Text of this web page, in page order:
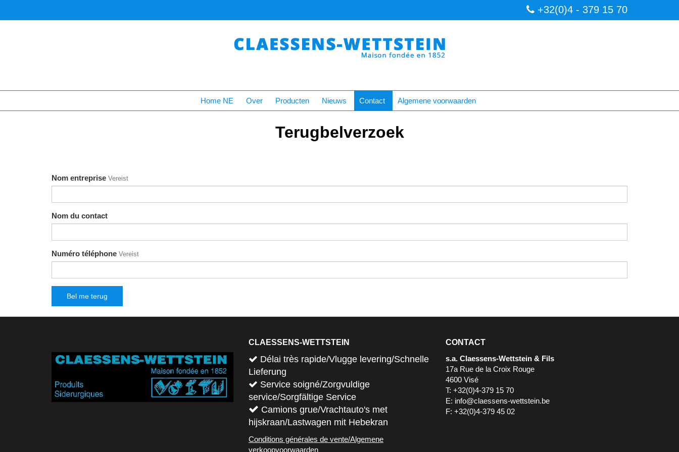
+32(0)4 - 379 15 70
Home NE Over Producten Nieuws Contact Algemene voorwaarden
Terugbelverzoek
Nom entreprise Vereist
Nom du contact
Numéro téléphone Vereist
Bel me terug
CLAESSENS-WETTSTEIN
Délai très rapide/Vlugge levering/Schnelle
Lieferung
Service soigné/Zorgvuldige
service/Sorgfältige Service
Camions grue/Vrachtauto's met
hijskraan/Lastwagen mit Hebekran
Conditions générales de vente/Algemene
verkoopvoorwaarden
CONTACT
s.a. Claessens-Wettstein & Fils
17a Rue de la Croix Rouge
4600 Visé
T: +32(0)4-379 15 70
E: info@claessens-wettstein.be
F: +32(0)4-379 45 02